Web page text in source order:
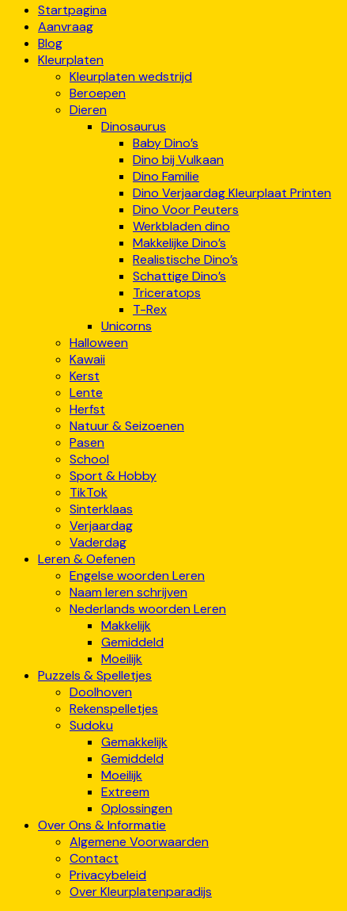
Startpagina
Aanvraag
Blog
Kleurplaten
Kleurplaten wedstrijd
Beroepen
Dieren
Dinosaurus
Baby Dino’s
Dino bij Vulkaan
Dino Familie
Dino Verjaardag Kleurplaat Printen
Dino Voor Peuters
Werkbladen dino
Makkelijke Dino’s
Realistische Dino’s
Schattige Dino’s
Triceratops
T-Rex
Unicorns
Halloween
Kawaii
Kerst
Lente
Herfst
Natuur & Seizoenen
Pasen
School
Sport & Hobby
TikTok
Sinterklaas
Verjaardag
Vaderdag
Leren & Oefenen
Engelse woorden Leren
Naam leren schrijven
Nederlands woorden Leren
Makkelijk
Gemiddeld
Moeilijk
Puzzels & Spelletjes
Doolhoven
Rekenspelletjes
Sudoku
Gemakkelijk
Gemiddeld
Moeilijk
Extreem
Oplossingen
Over Ons & Informatie
Algemene Voorwaarden
Contact
Privacybeleid
Over Kleurplatenparadijs